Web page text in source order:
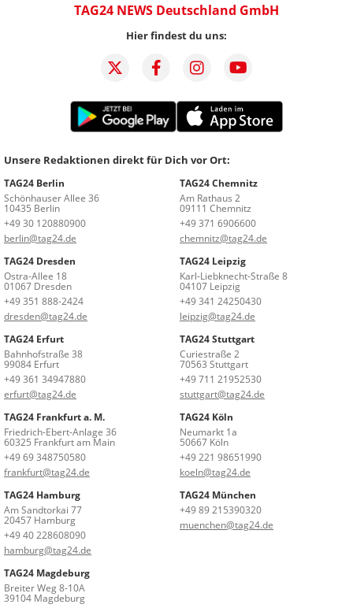
TAG24 NEWS Deutschland GmbH
Hier findest du uns:
Unsere Redaktionen direkt für Dich vor Ort:
TAG24 Berlin
Schönhauser Allee 36
10435 Berlin
+49 30 120880900
berlin@tag24.de
TAG24 Chemnitz
Am Rathaus 2
09111 Chemnitz
+49 371 6906600
chemnitz@tag24.de
TAG24 Dresden
Ostra-Allee 18
01067 Dresden
+49 351 888-2424
dresden@tag24.de
TAG24 Leipzig
Karl-Liebknecht-Straße 8
04107 Leipzig
+49 341 24250430
leipzig@tag24.de
TAG24 Erfurt
Bahnhofstraße 38
99084 Erfurt
+49 361 34947880
erfurt@tag24.de
TAG24 Stuttgart
Curiestraße 2
70563 Stuttgart
+49 711 21952530
stuttgart@tag24.de
TAG24 Frankfurt a. M.
Friedrich-Ebert-Anlage 36
60325 Frankfurt am Main
+49 69 348750580
frankfurt@tag24.de
TAG24 Köln
Neumarkt 1a
50667 Köln
+49 221 98651990
koeln@tag24.de
TAG24 Hamburg
Am Sandtorkai 77
20457 Hamburg
+49 40 228608090
hamburg@tag24.de
TAG24 München
+49 89 215390320
muenchen@tag24.de
TAG24 Magdeburg
Breiter Weg 8-10A
39104 Magdeburg